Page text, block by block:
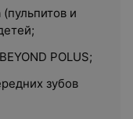
и
POLUS;
зубов